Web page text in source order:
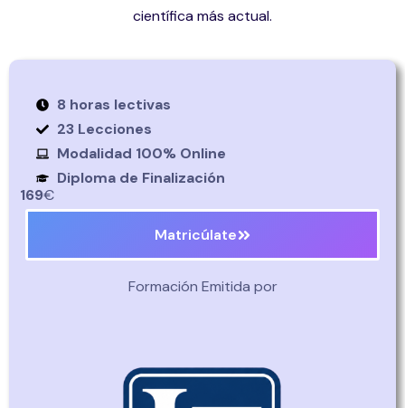
científica más actual.
8 horas lectivas
23 Lecciones
Modalidad 100% Online
Diploma de Finalización
169€
Matricúlate
Formación Emitida por